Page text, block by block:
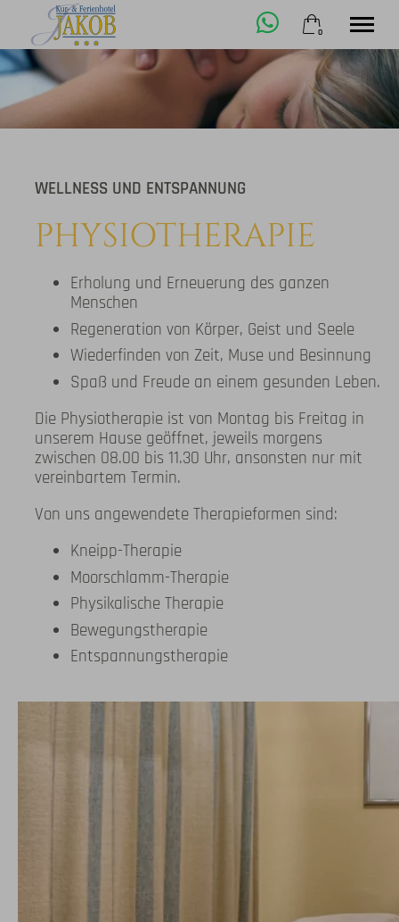
23. bis 30. August
2 Erwachsene
Aktivitäten
Jetzt buchen
+49 8362 9132-0
0
×
Warenkorb ist leer
WELLNESS UND ENTSPANNUNG
PHYSIOTHERAPIE
Erholung und Erneuerung des ganzen
Menschen
Regeneration von Körper, Geist und Seele
Wiederfinden von Zeit, Muse und Besinnung
Spaß und Freude an einem gesunden Leben.
Die Physiotherapie ist von Montag bis Freitag in
unserem Hause geöffnet, jeweils morgens
zwischen 08.00 bis 11.30 Uhr, ansonsten nur mit
vereinbartem Termin.
Von uns angewendete Therapieformen sind:
Kneipp-Therapie
Moorschlamm-Therapie
Physikalische Therapie
Bewegungstherapie
Entspannungstherapie